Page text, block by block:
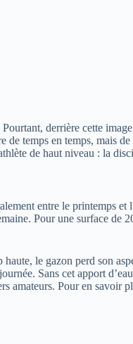
derrière cette
temps en temps, mais
de haut niveau : la
entre le printemps
Pour une surface de
le gazon perd son
Sans cet apport
Pour en savoir